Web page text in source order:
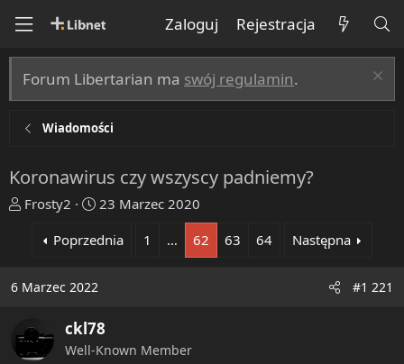
Zaloguj Rejestracja
Forum Libertarian ma swój regulamin.
Wiadomości
Koronawirus czy wszyscy padniemy?
T
a
d
t
a
Frosty2
R
z
ę
t
23 Marzec 2020
Poprzednia
1 … 62 63 64 Następna
6 Marzec 2022 #1 221
ckl78
Well-Known Member